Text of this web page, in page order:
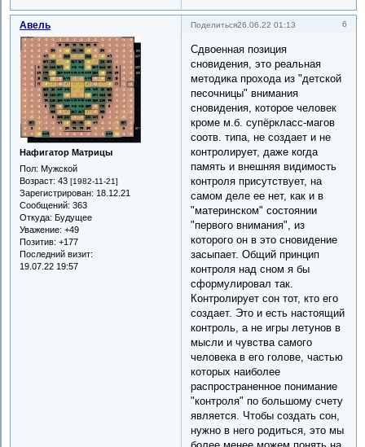
Поделиться 6
26.06.22 01:13
Авель
Нафигатор Матрицы
Пол: Мужской
Возраст: 43 [1982-11-21]
Зарегистрирован: 18.12.21
Сообщений: 363
Откуда: Будущее
Уважение: +49
Позитив: +177
Последний визит:
19.07.22 19:57
Сдвоенная позиция
сновидения, это реальная
методика прохода из "детской
песочницы" внимания
сновидения, которое человек
кроме м.б. супёркласс-магов
соотв. типа, не создает и не
контролирует, даже когда
память и внешняя видимость
контроля присутствует, на
самом деле ее нет, как и в
"материнском" состоянии
"первого внимания", из
которого он в это сновидение
засыпает. Общий принцип
контроля над сном я бы
сформулировал так.
Контролирует сон тот, кто его
создает. Это и есть настоящий
контроль, а не игры летунов в
мысли и чувства самого
человека в его голове, частью
которых наиболее
распространенное понимание
"контроля" по большому счету
является. Чтобы создать сон,
нужно в него родиться, это мы